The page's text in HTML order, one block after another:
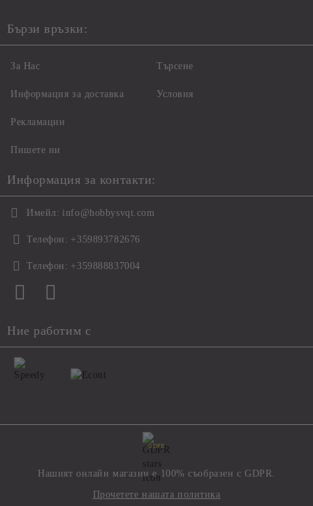
Бързи връзки:
За Нас
Информация за доставка
Рекламации
Пишете ни
Търсене
Условия
Информация за контакти:
Имейл: info@hobbysvqt.com
Телефон: +359893782676
Телефон: +359888837004
Ние работим с
GDPR
Нашият онлайн магазин е 100% съобразен с GDPR.
Прочетете нашата политика